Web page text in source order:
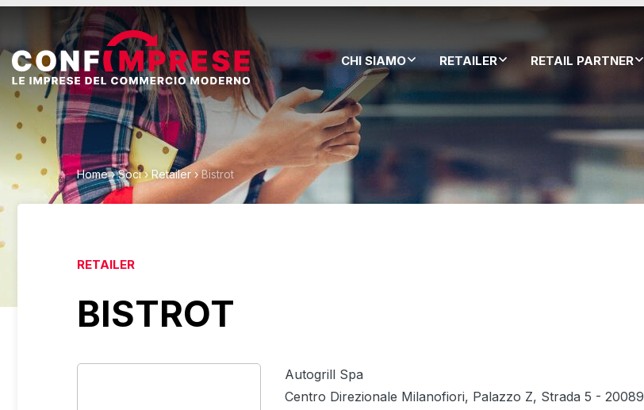
CHI SIAMO RETAILER RETAIL PARTNER
Home›Soci›Retailer›Bistrot
RETAILER
BISTROT
Autogrill Spa
Centro Direzionale Milanofiori, Palazzo Z, Strada 5 - 20089